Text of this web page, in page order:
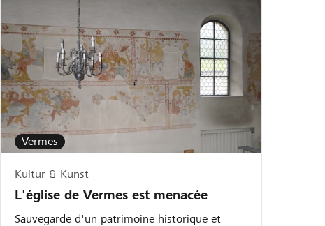
Vermes
Kultur & Kunst
L'église de Vermes est menacée
Sauvegarde d'un patrimoine historique et